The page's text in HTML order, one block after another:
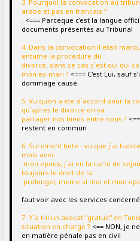
3. Pourquoi la convocation au
arabe et pas en francais ?
. <=== Parceque c'est la langue
documents présentés au Tribunal
4. Dans la convocation il etait
entame la procedure du
divorce, dans ce cas c`est qui qui
mon ex-mari ? <=== C'est Lui, sauf
dommage causé
5. Vu qu'on a ete d`accord pour la
qu`apres le divorce on va
partager nos biens entre nous ?
restent en commun
6. Surement bete - vu que j`ai
mois avec
mon epoux, j`ai eu la carte de
toujours le droit de la
prolonger, meme si moi et mon
faut voir avec les services
7. Y`a t-il un avocat "gratuit" en
situation en charge ? <== NON, je
en matière pénale pas en civil